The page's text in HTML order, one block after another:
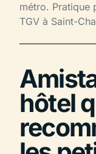
métro. Pratique
TGV à Saint-
hôtel